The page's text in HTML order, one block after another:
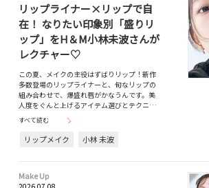
リップライナー×リップで自
在！ なりたい印象別「盛りリ
ップ」をH＆M小林未波さんが
レクチャー♡
この夏、メイクの主役はずばりリップ！新作
多数登場のリップライナーと、旬なリップの
組み合わせで、爆盛れ唇がかなうんです。美
人度をぐんと上げるアイテム選びとテクニ…
すべて読む
リップメイク 小林 未波
Make Up